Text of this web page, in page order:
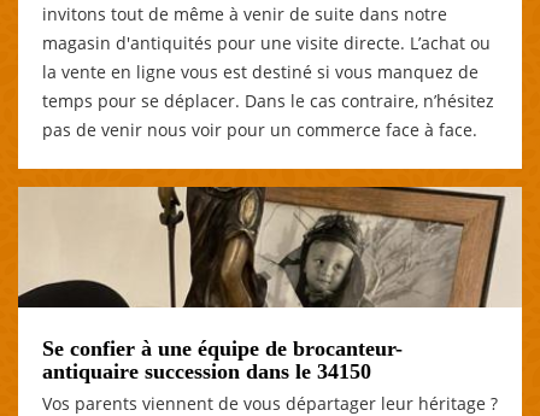
invitons tout de même à venir de suite dans notre
magasin d'antiquités pour une visite directe. L’achat ou
la vente en ligne vous est destiné si vous manquez de
temps pour se déplacer. Dans le cas contraire, n’hésitez
pas de venir nous voir pour un commerce face à face.
Se confier à une équipe de brocanteur-
antiquaire succession dans le 34150
Vos parents viennent de vous départager leur héritage ?